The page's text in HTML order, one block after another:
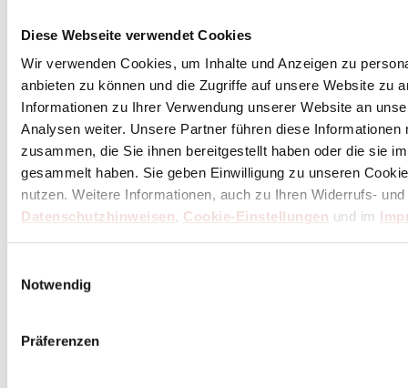
Diese Webseite verwendet Cookies
Wir verwenden Cookies, um Inhalte und Anzeigen zu
anbieten zu können und die Zugriffe auf unsere Website zu
Informationen zu Ihrer Verwendung unserer Website an
Analysen weiter. Unsere Partner führen diese
zusammen, die Sie ihnen bereitgestellt haben oder die sie
gesammelt haben. Sie geben Einwilligung zu unseren
nutzen. Weitere Informationen, auch zu Ihren Widerrufs-
Datenschutzhinweisen, Cookie-Einstellungen und im
Notwendig
Präferenzen
den Butch Newsletter
* Dein persönlicher Gutschein ist ab einem Bestellwert von 100,- Euro, nach Abzug der
Retouren und Stornierungen, gültig. Preisangaben inkl. gesetzl. MwSt. zzgl. Service- und
Versandkosten. Eine Barauszahlung ist nicht möglich.
Unser Dankeschön für deinen Einkauf ab 100 €